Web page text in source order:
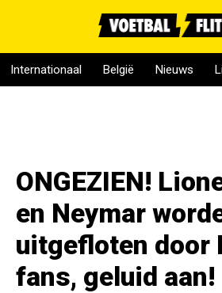
Internationaal België Nieuws
ONGEZIEN!
en Neymar
uitgefloten door
fans, geluid aan!